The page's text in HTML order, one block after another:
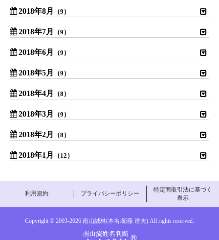
2018年8月 （9）
2018年7月 （9）
2018年6月 （9）
2018年5月 （9）
2018年4月 （8）
2018年3月 （9）
2018年2月 （8）
2018年1月 （12）
利用規約 プライバシーポリシー
特定商取引法に基づく
表示
Copyright © 2003-2026 南山誠林(本名:衛藤 達夫) All rights reserved.